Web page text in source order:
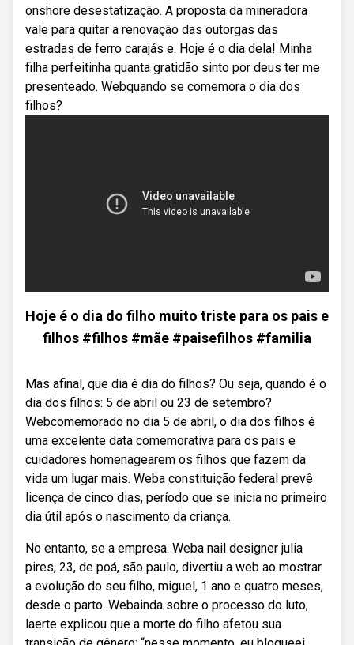
onshore desestatização. A proposta da mineradora
vale para quitar a renovação das outorgas das
estradas de ferro carajás e. Hoje é o dia dela! Minha
filha perfeitinha quanta gratidão sinto por deus ter me
presenteado. Webquando se comemora o dia dos
filhos?
Hoje é o dia do filho muito triste para os pais e
filhos #filhos #mãe #paisefilhos #familia
Mas afinal, que dia é dia do filhos? Ou seja, quando é o
dia dos filhos: 5 de abril ou 23 de setembro?
Webcomemorado no dia 5 de abril, o dia dos filhos é
uma excelente data comemorativa para os pais e
cuidadores homenagearem os filhos que fazem da
vida um lugar mais. Weba constituição federal prevê
licença de cinco dias, período que se inicia no primeiro
dia útil após o nascimento da criança.
No entanto, se a empresa. Weba nail designer julia
pires, 23, de poá, são paulo, divertiu a web ao mostrar
a evolução do seu filho, miguel, 1 ano e quatro meses,
desde o parto. Webainda sobre o processo do luto,
laerte explicou que a morte do filho afetou sua